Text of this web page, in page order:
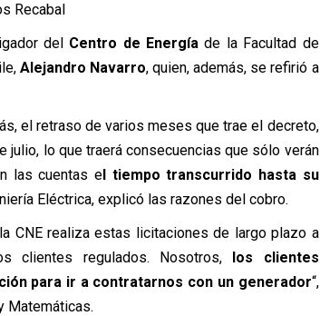
Recabal
del Centro de Energía de la Facultad de
Alejandro Navarro, quien, además, se refirió a
el retraso de varios meses que trae el decreto,
lo que traerá consecuencias que sólo verán
las cuentas el tiempo transcurrido hasta su
Eléctrica, explicó las razones del cobro.
CNE realiza estas licitaciones de largo plazo a
clientes regulados. Nosotros, los clientes
para ir a contratarnos con un generador“,
Matemáticas.